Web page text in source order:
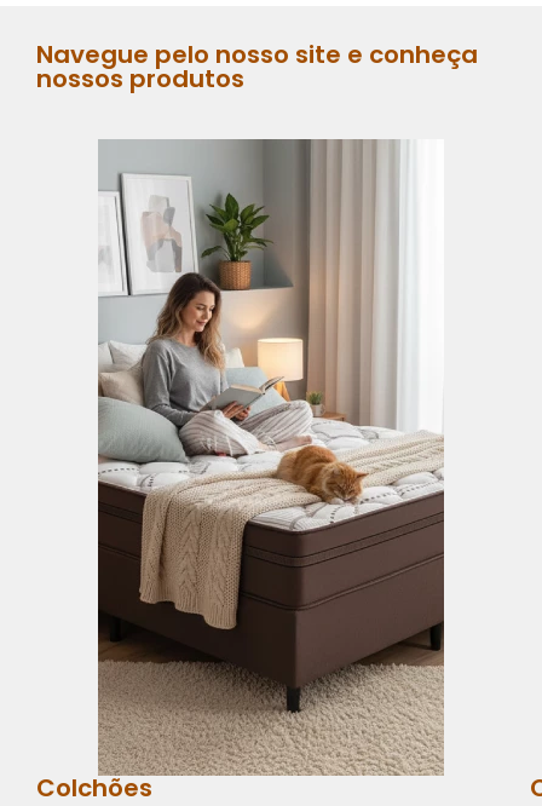
Navegue pelo nosso site e conheça
nossos produtos
Colchões